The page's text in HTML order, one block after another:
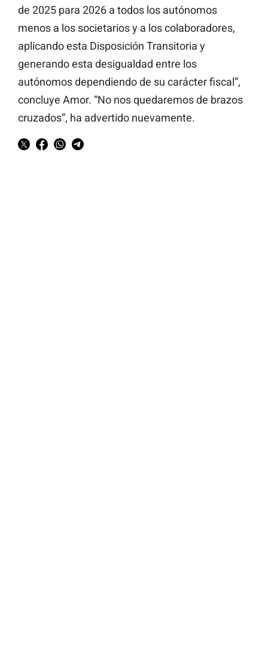
de 2025 para 2026 a todos los autónomos
menos a los societarios y a los colaboradores,
aplicando esta Disposición Transitoria y
generando esta desigualdad entre los
autónomos dependiendo de su carácter fiscal”,
concluye Amor. “No nos quedaremos de brazos
cruzados”, ha advertido nuevamente.